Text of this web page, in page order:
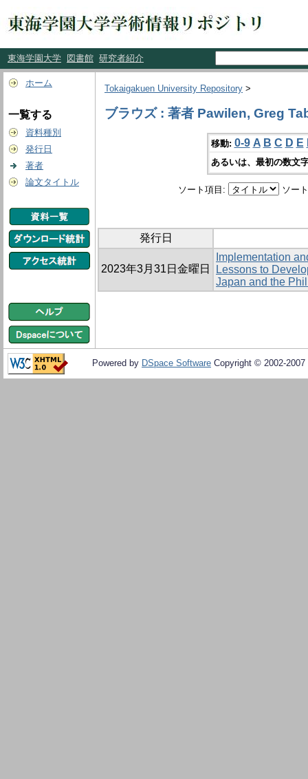
東海学園大学 図書館 研究者紹介
ホーム
一覧する
資料種別
発行日
著者
論文タイトル
Tokaigakuen University Repository >
ブラウズ : 著者 Pawilen, Greg
移動: 0-9 A B C D E
あるいは、最初の数文
ソート項目: ソー
発行日
2023年3月31日金曜日
Implementation
Lessons to
Japan and the
Powered by DSpace Software Copyright © 2002-2007